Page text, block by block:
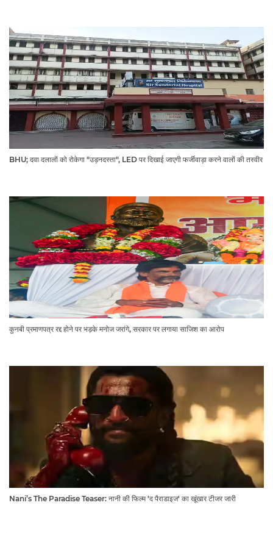
BHU; दवा दलालों को रोकेगा "उड़नदस्ता", LED पर दिखाई जाएगी फर्जीवाड़ा करने वालों की तस्वीर
कुनबी प्रमाणपत्र रद्द होने पर भड़के मनोज जरांगे, सरकार पर लगाया साजिश का आरोप
Nani’s The Paradise Teaser: नानी की फिल्म 'द पैराडाइज' का खूंखार टीजर जारी